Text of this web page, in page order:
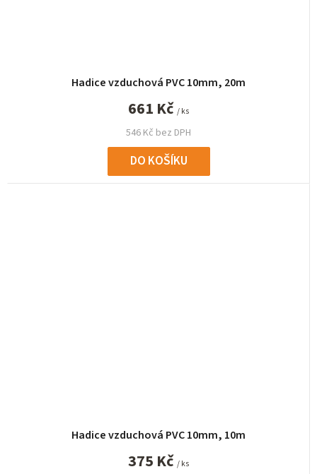
Hadice vzduchová PVC 10mm, 20m
546 Kč bez DPH
661 Kč / ks
DO KOŠÍKU
Hadice vzduchová PVC 10mm, 10m
375 Kč / ks